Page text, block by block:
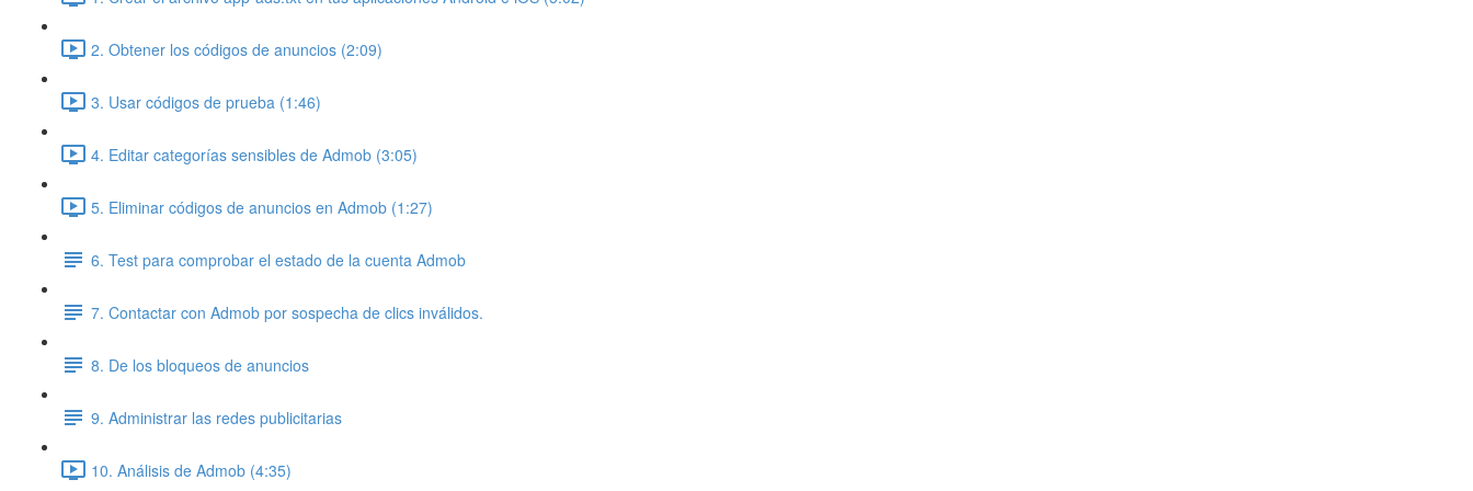
2. Obtener los códigos de anuncios (2:09)
3. Usar códigos de prueba (1:46)
4. Editar categorías sensibles de Admob (3:05)
5. Eliminar códigos de anuncios en Admob (1:27)
6. Test para comprobar el estado de la cuenta Admob
7. Contactar con Admob por sospecha de clics inválidos.
8. De los bloqueos de anuncios
9. Administrar las redes publicitarias
10. Análisis de Admob (4:35)